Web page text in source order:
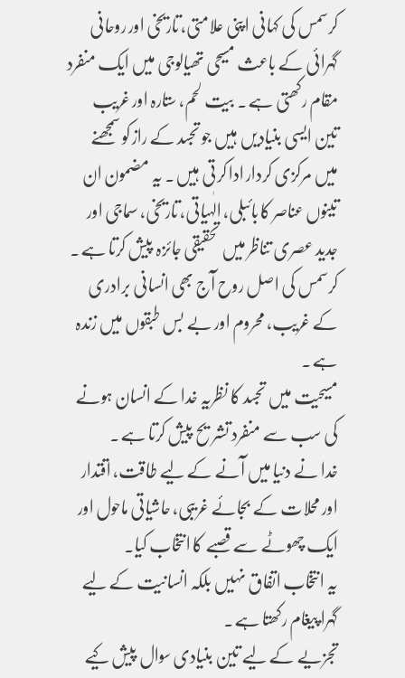
کرسمس کی کہانی اپنی علامتی، تاریخی اور روحانی
گہرائی کے باعث مسیحی تھیالوجی میں ایک منفرد
مقام رکھتی ہے۔ بیت لحم، ستارہ اور غریب
تین ایسی بنیادیں ہیں جو تجسد کے راز کو سمجھنے
میں مرکزی کردار ادا کرتی ہیں۔ یہ مضمون ان
تینوں عناصر کا بائبلی، الٰہیاتی، تاریخی، سماجی اور
جدید عصری تناظر میں تحقیقی جائزہ پیش کرتا ہے۔
کرسمس کی اصل روح آج بھی انسانی برادری
کے غریب، محروم اور بے بس طبقوں میں زندہ
ہے۔
مسیحیت میں تجسد کا نظریہ خدا کے انسان ہونے
کی سب سے منفرد تشریح پیش کرتا ہے۔
خدا نے دنیا میں آنے کے لیے طاقت، اقتدار
اور محلات کے بجائے غریبی، حاشیاتی ماحول اور
ایک چھوٹے سے قصبے کا انتخاب کیا۔
یہ انتخاب اتفاق نہیں بلکہ انسانیت کے لیے
گہرا پیغام رکھتا ہے۔
تجزیے کے لیے تین بنیادی سوال پیش کیے